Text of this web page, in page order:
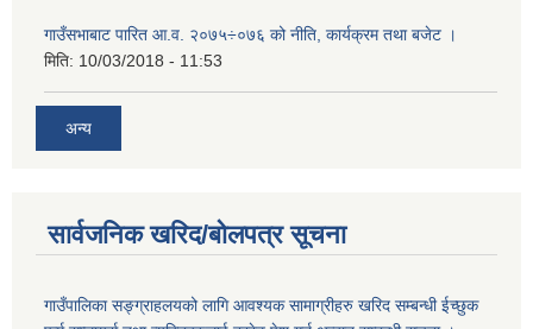
गाउँसभाबाट पारित आ.व. २०७५÷०७६ को नीति, कार्यक्रम तथा बजेट ।
मिति: 10/03/2018 - 11:53
अन्य
सार्वजनिक खरिद/बोलपत्र सूचना
गाउँपालिका सङ्ग्राहलयको लागि आवश्यक सामाग्रीहरु खरिद सम्बन्धी ईच्छुक